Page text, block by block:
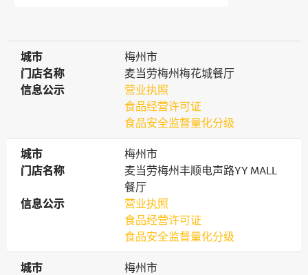
城市
城市
梅州市
门店名称
门店名称
麦当劳梅州梅花城餐厅
信息公示
信息公示
营业执照
食品经营许可证
食品安全监督量化分级
城市
城市
梅州市
门店名称
门店名称
麦当劳梅州丰顺电声路YY MALL
餐厅
信息公示
信息公示
营业执照
食品经营许可证
食品安全监督量化分级
城市
城市
梅州市